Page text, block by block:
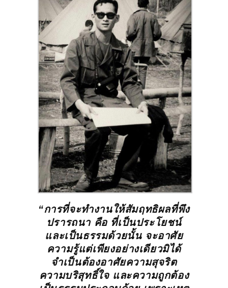
“การที่จะทำงานให้สัมฤทธิผลที่พึง
ปรารถนา คือ ที่เป็นประโยชน์
และเป็นธรรมด้วยนั้น จะอาศัย
ความรู้แต่เพียงอย่างเดียวมิได้
จำเป็นต้องอาศัยความสุจริต
ความบริสุทธิ์ใจ และความถูกต้อง